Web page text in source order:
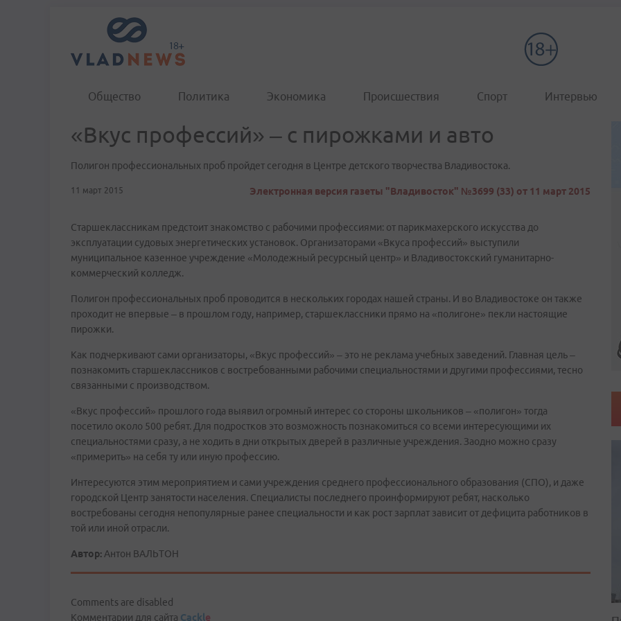
Общество Политика Экономика Происшествия Спорт Интервью
«Вкус профессий» – с пирожками и авто
Полигон профессиональных проб пройдет сегодня в Центре детского творчества Владивостока.
11 март 2015 Электронная версия газеты "Владивосток" №3699 (33) от 11 март 2015
Старшеклассникам предстоит знакомство с рабочими профессиями: от парикмахерского искусства до
эксплуатации судовых энергетических установок. Организаторами «Вкуса профессий» выступили
муниципальное казенное учреждение «Молодежный ресурсный центр» и Владивостокский гуманитарно-
коммерческий колледж.
Полигон профессиональных проб проводится в нескольких городах нашей страны. И во Владивостоке он также
проходит не впервые – в прошлом году, например, старшеклассники прямо на «полигоне» пекли настоящие
пирожки.
Как подчеркивают сами организаторы, «Вкус профессий» – это не реклама учебных заведений. Главная цель –
познакомить старшеклассников с востребованными рабочими специальностями и другими профессиями, тесно
связанными с производством.
«Вкус профессий» прошлого года выявил огромный интерес со стороны школьников – «полигон» тогда
посетило около 500 ребят. Для подростков это возможность познакомиться со всеми интересующими их
специальностями сразу, а не ходить в дни открытых дверей в различные учреждения. Заодно можно сразу
«примерить» на себя ту или иную профессию.
Интересуются этим мероприятием и сами учреждения среднего профессионального образования (СПО), и даже
городской Центр занятости населения. Специалисты последнего проинформируют ребят, насколько
востребованы сегодня непопулярные ранее специальности и как рост зарплат зависит от дефицита работников в
той или иной отрасли.
Автор: Антон ВАЛЬТОН
Comments are disabled
Комментарии для сайта Cackle